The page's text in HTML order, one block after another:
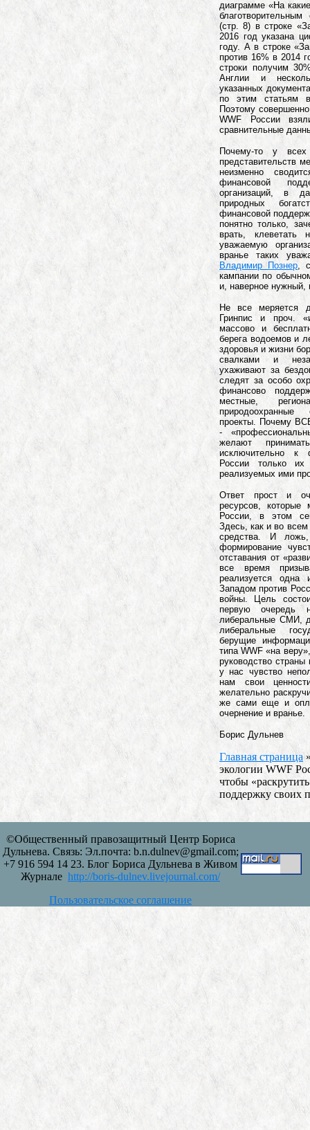
диаграмме «На
(стр. 8) в строке
2016 год указана
году. А в строке
против 16% в 2014
строки получим
Англии и
указанных
по этим статьям
Поэтому
WWF России
сравнительные
Почему-то у всех
представительств
неизменно
финансовой
организаций, в
природных
финансовой
понятно только,
врать,
уважаемую
вранье таких
Владимир Познер ,
кампании по
и, наверное нужный,
Не все меряется
Гринпис и проч.
массово и
берега водоемов и
здоровья и жизни
свалками и
ухаживают за
следят за особо
финансово
местные,
проекты. Почему
-
желают
исключительно к
России только их
реализуемых ими
Ответ прост и
ресурсов, которые
России, в этом
Здесь, как и во
средства. И
формирование
отставания от
все время
реализуется одна
Западом против
войны. Цель
первую очередь
либеральные СМИ,
либеральные
берущие
типа WWF «на
руководство
у нас чувство
нам свои
желательно
же сами еще и
очернение и вранье.
Борис Дульнев
Главная страница
экологии WWF
чтобы
поддержку своих
©Общественный правозащитный Центр Бориса
Дульнева. Связь: Эл.почта: b.n.dulnev@gmail.com;
+7 916 594 14 23. Блог Бориса Дульнева в Живом
Журнале http://boris-dulnev.livejournal.com/
Пользовательское соглашение